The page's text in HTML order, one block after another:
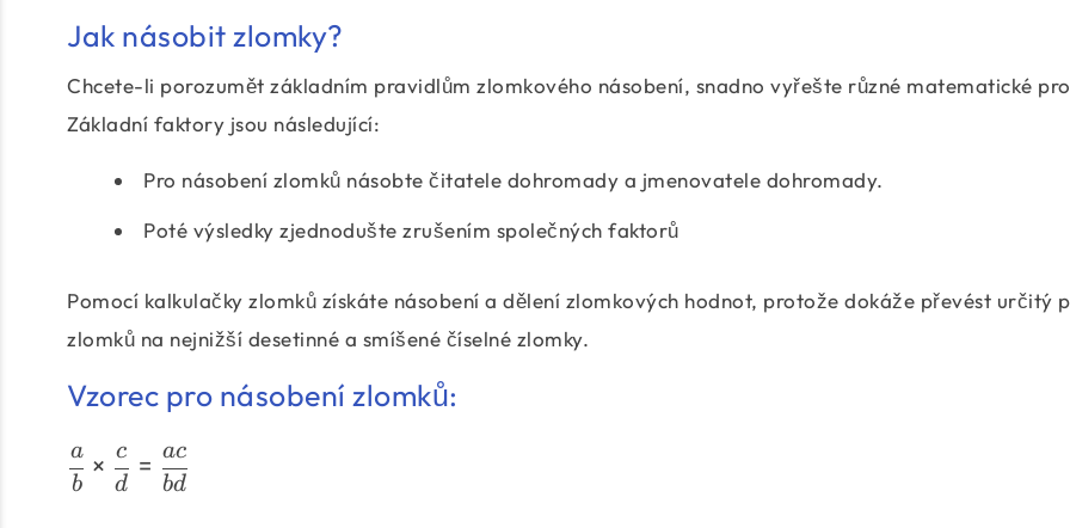
Jak násobit zlomky?
Chcete-li porozumět základním pravidlům zlomkového násobení, snadno vyřešte různé matematické
Základní faktory jsou následující:
Pro násobení zlomků násobte čitatele dohromady a jmenovatele dohromady.
Poté výsledky zjednodušte zrušením společných faktorů
Pomocí kalkulačky zlomků získáte násobení a dělení zlomkových hodnot, protože dokáže převést určitý
zlomků na nejnižší desetinné a smíšené číselné zlomky.
Vzorec pro násobení zlomků:
b
a ×
d
c =
bd
ac